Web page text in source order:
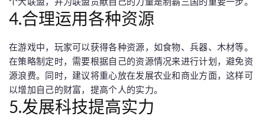
4.合理运用各种资源
在游戏中，玩家可以获得各种资源，如食物、兵器、木材等。
在策略制定时，需要根据自己的资源情况来进行计划，避免资
源浪费。同时，建议将重心放在发展农业和商业方面，这样可
以增加自己的财富，提高个人的实力。
5.发展科技提高实力